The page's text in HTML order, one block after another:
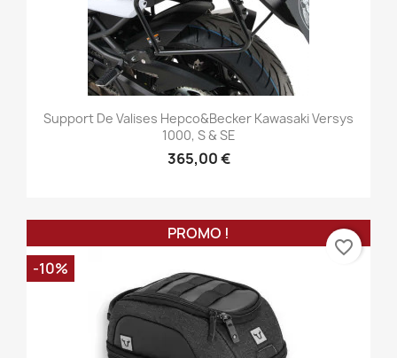
Support De Valises Hepco&Becker Kawasaki Versys
1000, S & SE
365,00 €
PROMO !
-10%
favorite_border